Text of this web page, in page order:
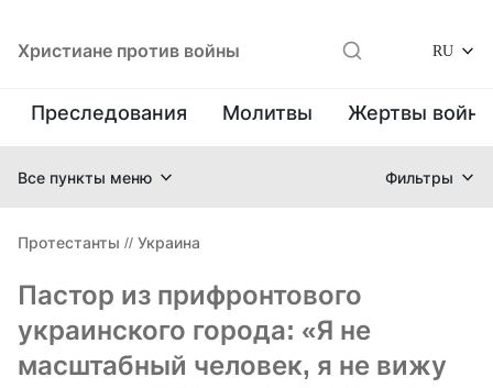
Христиане против войны RU
Преследования Молитвы Жертвы
Все пункты меню Фильтры
Протестанты // Украина
Пастор из прифронтового
украинского города: «Я не
масштабный человек, я не вижу